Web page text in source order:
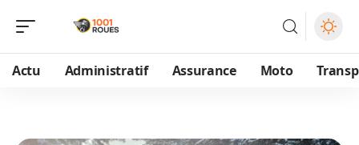
Actu Administratif Assurance Moto